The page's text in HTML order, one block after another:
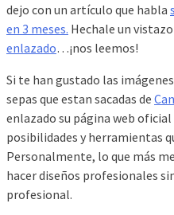
dejo con un artículo que habla
en 3 meses. Hechale un
enlazado…¡nos leemos!
Si te han gustado las
sepas que estan sacadas de
enlazado su página web oficial
posibilidades y herramientas
Personalmente, lo que más
hacer diseños profesionales
profesional.